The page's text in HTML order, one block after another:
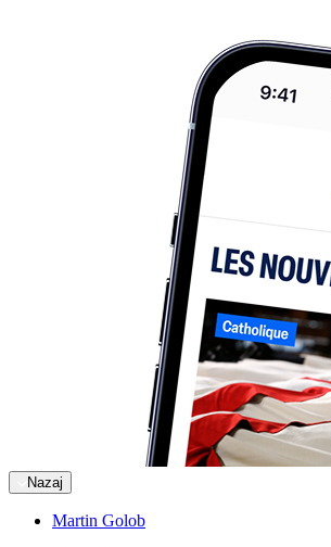
Nazaj
Martin Golob